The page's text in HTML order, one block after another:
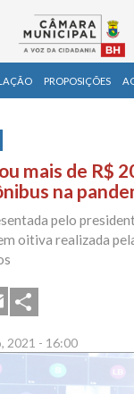
PROPOSIÇÕES
mais de R$
na
pelo
oitiva realizada
Email
2021 - 16:00